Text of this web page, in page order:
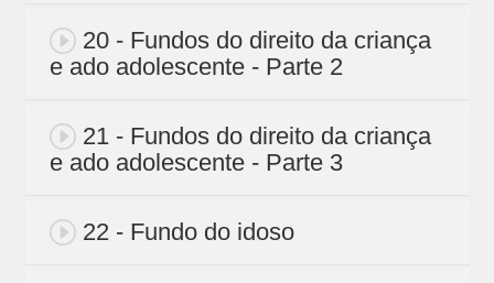
20 - Fundos do direito da criança
e ado adolescente - Parte 2
21 - Fundos do direito da criança
e ado adolescente - Parte 3
22 - Fundo do idoso